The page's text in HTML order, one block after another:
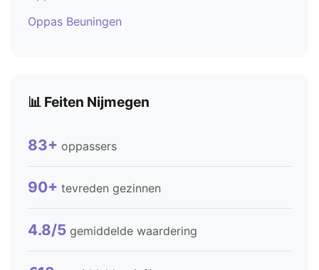
Oppas Beuningen
📊 Feiten Nijmegen
83+ oppassers
90+ tevreden gezinnen
4.8/5 gemiddelde waardering